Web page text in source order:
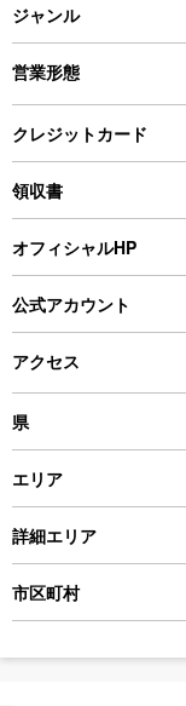
ジャンル
営業形態
クレジットカード
領収書
オフィシャルHP
公式アカウント
アクセス
県
エリア
詳細エリア
市区町村